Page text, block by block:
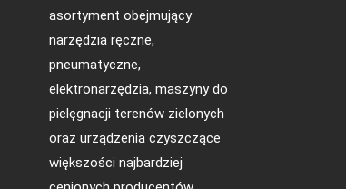
asortyment obejmujący
narzędzia ręczne,
pneumatyczne,
elektronarzędzia, maszyny do
pielęgnacji terenów zielonych
oraz urządzenia czyszczące
większości najbardziej